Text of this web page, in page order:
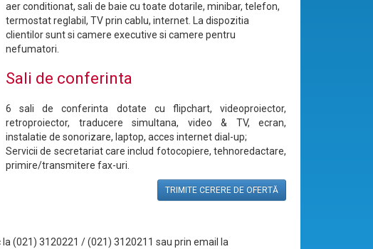
aer conditionat, sali de baie cu toate dotarile, minibar, telefon,
termostat reglabil, TV prin cablu, internet. La dispozitia
clientilor sunt si camere executive si camere pentru
nefumatori.
Sali de conferinta
6 sali de conferinta dotate cu flipchart, videoproiector,
retroproiector, traducere simultana, video & TV, ecran,
instalatie de sonorizare, laptop, acces internet dial-up;
Servicii de secretariat care includ fotocopiere, tehnoredactare,
primire/transmitere fax-uri.
TRIMITE CERERE DE OFERTĂ
(021) 3120221 / (021) 3120211 sau prin email la